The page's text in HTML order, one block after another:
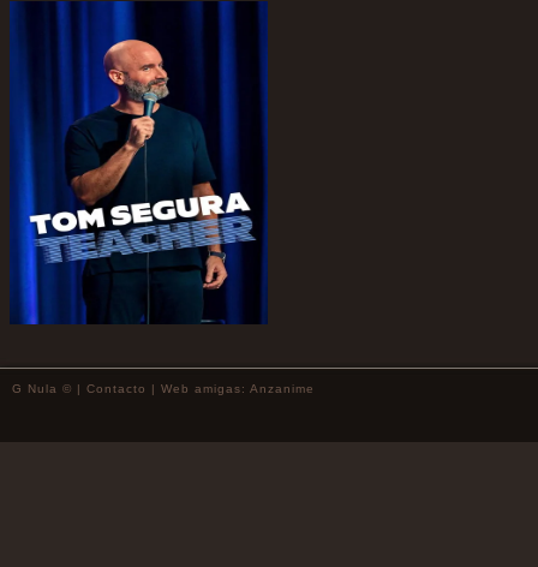
G Nula © | Contacto | Web amigas: Anzanime